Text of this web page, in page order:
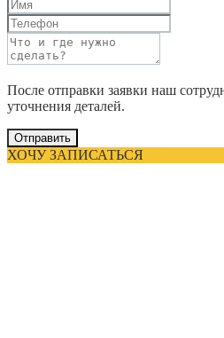
После отправки заявки наш
уточнения деталей.
Отправить
ХОЧУ ЗАПИСАТЬСЯ